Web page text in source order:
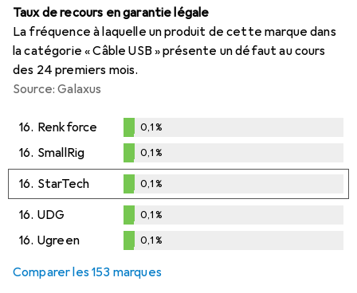
Taux de recours en garantie légale
La fréquence à laquelle un produit de cette marque dans
la catégorie « Câble USB » présente un défaut au cours
des 24 premiers mois.
Source: Galaxus
16. Renkforce
%
0,1%
16. SmallRig
0,1%
0,1%
16. StarTech
0,1%
0,1%
16. UDG
%
0,1%
16. Ugreen 0,1%
Comparer les 153 marques